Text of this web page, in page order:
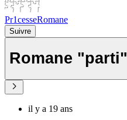
Pr1cesseRomane
Suivre
Romane "parti"
il y a 19 ans